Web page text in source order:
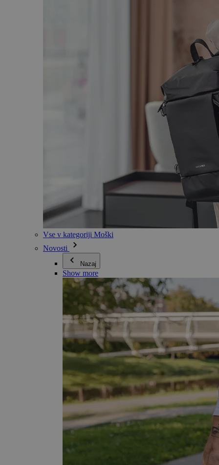
Vse v kategoriji Moški
Novosti
Nazaj
Show more